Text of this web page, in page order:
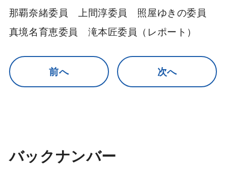
那覇奈緒委員 上間淳委員 照屋ゆきの委員
真境名育恵委員 滝本匠委員（レポート）
前へ 次へ
バックナンバー